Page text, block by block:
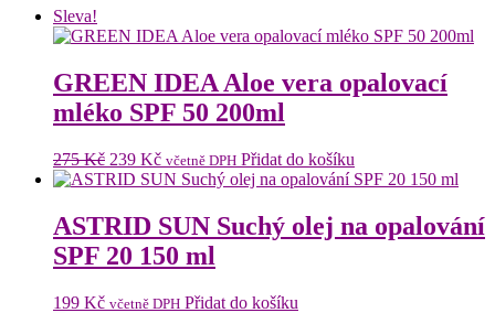
Sleva!
GREEN IDEA Aloe vera opalovací
mléko SPF 50 200ml
275Kč Původní
cena
275 Kč.
239 KčAktuální
cena
239 Kč.
včetně DPH Přidat do košíku
ASTRID SUN Suchý olej na opalování
SPF 20 150 ml
199 Kč včetně DPH Přidat do košíku